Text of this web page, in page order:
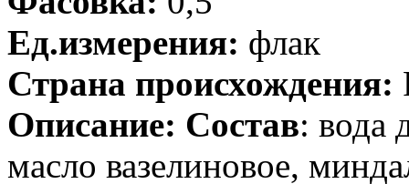
Ед.измерения: флак
Страна происхождения:
Описание: Состав: вода
масло вазелиновое,